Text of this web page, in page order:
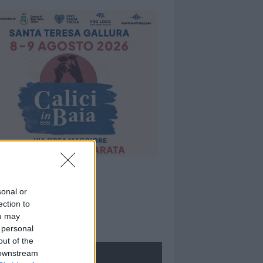
or
to
may
of the